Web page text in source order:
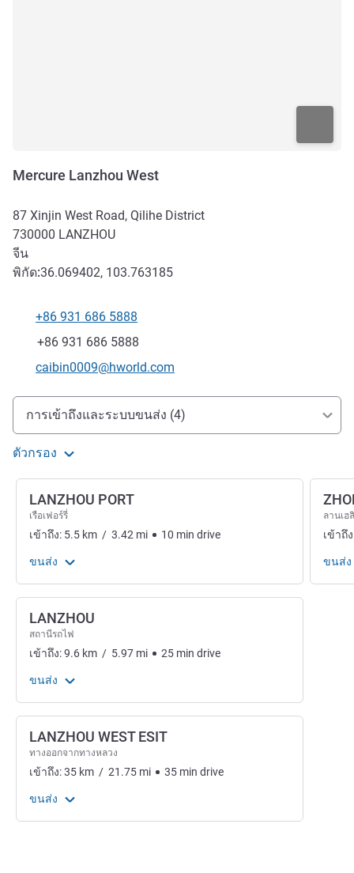
Mercure Lanzhou West
87 Xinjin West Road, Qilihe District
730000 LANZHOU
จีน
พิกัด:36.069402, 103.763185
โทรศัพท์
+86 931 686 5888
แฟกซ์
+86 931 686 5888
อีเมลติดต่อ
caibin0009@hworld.com
การเข้าถึงและการเดินทาง
การเข้าถึงและระบบขนส่ง (4)
ตัวกรอง
LANZHOU PORT
เรือเฟอร์รี่
เข้าถึง: 5.5 km / 3.42 mi 10 min drive
ขนส่ง
LANZHOU
สถานีรถไฟ
เข้าถึง:9.6 km / 5.97 mi 25 min drive
ขนส่ง
LANZHOU WEST ESIT
ทางออกจากทางหลวง
เข้าถึง:35 km / 21.75 mi 35 min drive
ขนส่ง
ลานเฮ
เข้าถึ
ขนส่ง